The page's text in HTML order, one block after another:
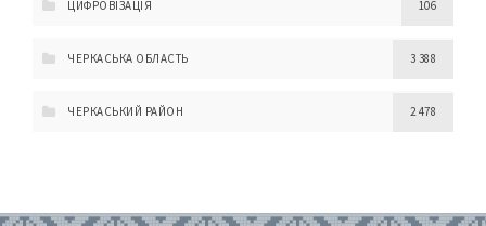
ЦИФРОВІЗАЦІЯ 106
ЧЕРКАСЬКА ОБЛАСТЬ 3 388
ЧЕРКАСЬКИЙ РАЙОН 2 478